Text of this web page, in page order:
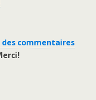
commentaires